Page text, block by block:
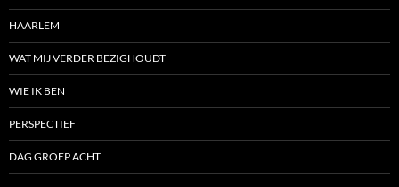
HAARLEM
WAT MIJ VERDER BEZIGHOUDT
WIE IK BEN
PERSPECTIEF
DAG GROEP ACHT